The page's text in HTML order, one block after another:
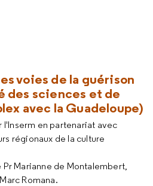
voies de la guérison
des sciences et de
avec la Guadeloupe)
en partenariat avec
régionaux de la culture
Marianne de Montalembert,
Romana.